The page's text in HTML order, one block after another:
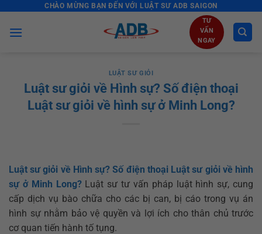
content
CHÀO MỪNG BẠN ĐẾN VỚI LUẬT SƯ ADB SAIGON
TƯ
VẤN
NGAY
LUẬT SƯ GIỎI
Luật sư giỏi về Hình sự? Số điện thoại
Luật sư giỏi về hình sự ở Minh Long?
Luật sư giỏi về Hình sự? Số điện thoại Luật sư giỏi về hình
sự ở Minh Long?Luật sư tư vấn pháp luật hình sự, cung
cấp dịch vụ bào chữa cho các bị can, bị cáo trong vụ án
hình sự nhằm bảo vệ quyền và lợi ích cho thân chủ trước
cơ quan tiến hành tố tụng.